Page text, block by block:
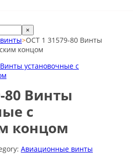
×
>ОСТ 1 31579-80 Винты
концом
80 Винты
с
концом
Авиационные винты